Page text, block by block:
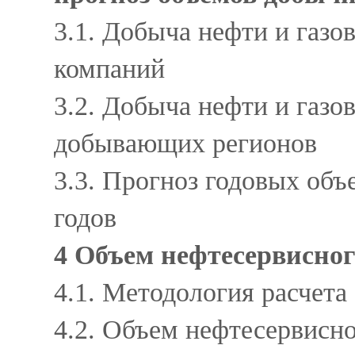
3.1. Добыча нефти и
компаний
3.2. Добыча нефти и
добывающих регионов
3.3. Прогноз годовых
годов
4 Объем
4.1. Методология
4.2. Объем